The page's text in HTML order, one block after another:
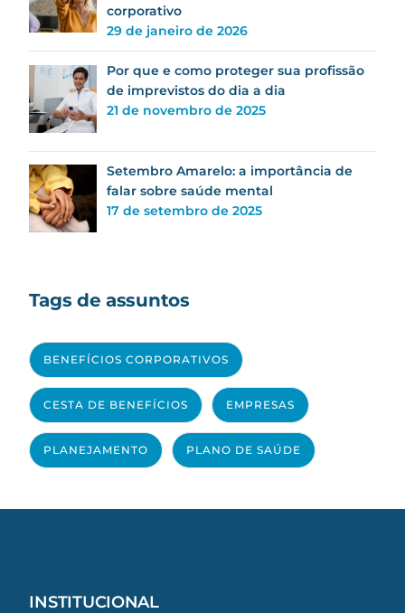
corporativo
29 de janeiro de 2026
Por que e como proteger sua profissão
de imprevistos do dia a dia
21 de novembro de 2025
Setembro Amarelo: a importância de
falar sobre saúde mental
17 de setembro de 2025
Tags de assuntos
BENEFÍCIOS CORPORATIVOS
CESTA DE BENEFÍCIOS EMPRESAS
PLANEJAMENTO PLANO DE SAÚDE
INSTITUCIONAL